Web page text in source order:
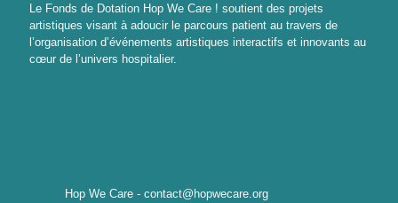
Le Fonds de Dotation Hop We Care ! soutient des projets
artistiques visant à adoucir le parcours patient au travers de
l’organisation d’événements artistiques interactifs et innovants au
cœur de l’univers hospitalier.
Hop We Care - contact@hopwecare.org